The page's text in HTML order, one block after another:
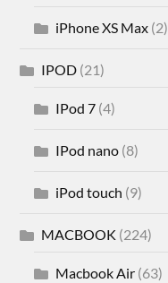
iPhone XS Max (2)
IPOD (21)
IPod 7 (4)
IPod nano (8)
iPod touch (9)
MACBOOK (224)
Macbook Air (63)